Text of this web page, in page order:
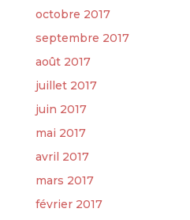
octobre 2017
septembre 2017
août 2017
juillet 2017
juin 2017
mai 2017
avril 2017
mars 2017
février 2017